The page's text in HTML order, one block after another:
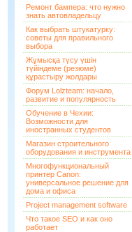
Ремонт бампера: что нужно
знать автовладельцу
Как выбрать штукатурку:
советы для правильного
выбора
Жұмысқа түсу үшін
түйіндеме (резюме)
құрастыру жолдары
Форум Lolzteam: начало,
развитие и популярность
Обучение в Чехии:
Возможности для
иностранных студентов
Магазин строительного
оборудования и инструмента
Многофункциональный
принтер Canon:
универсальное решение для
дома и офиса
Project management software
Что такое SEO и как оно
работает